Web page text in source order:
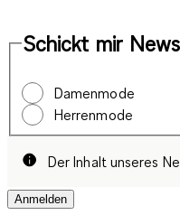
Schickt mir
Damenmode
Herrenmode
Der Inhalt unseres
Anmelden